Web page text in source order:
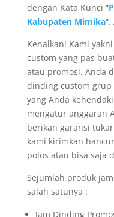
dengan Kata Kunci “
Kabupaten Mimika
Kenalkan! Kami
custom yang pas
atau promosi. Anda
dinding custom grup
yang Anda
mengatur anggaran
berikan garansi
kami kirimkan
polos atau bisa saja
Sejumlah produk
salah satunya :
Jam Dinding